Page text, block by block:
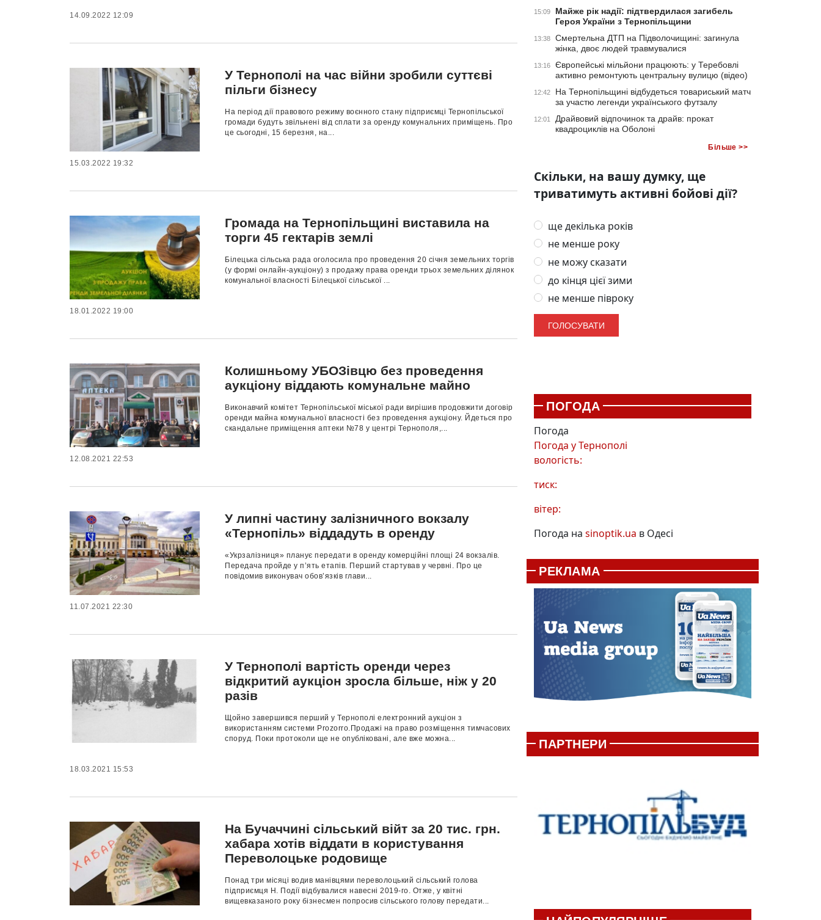
14.09.2022 12:09
У Тернополі на час війни зробили суттєві
пільги бізнесу
На період дії правового режиму воєнного стану підприємці Тернопільської
громади будуть звільнені від сплати за оренду комунальних приміщень. Про
це сьогодні, 15 березня, на...
15.03.2022 19:32
Громада на Тернопільщині виставила на
торги 45 гектарів землі
Білецька сільська рада оголосила про проведення 20 січня земельних торгів
(у формі онлайн-аукціону) з продажу права оренди трьох земельних ділянок
комунальної власності Білецької сільської ...
18.01.2022 19:00
Колишньому УБОЗівцю без проведення
аукціону віддають комунальне майно
Виконавчий комітет Тернопільської міської ради вирішив продовжити договір
оренди майна комунальної власності без проведення аукціону. Йдеться про
скандальне приміщення аптеки №78 у центрі Тернополя,...
12.08.2021 22:53
У липні частину залізничного вокзалу
«Тернопіль» віддадуть в оренду
«Укрзалізниця» планує передати в оренду комерційні площі 24 вокзалів.
Передача пройде у п’ять етапів. Перший стартував у червні. Про це
повідомив виконувач обов’язків глави...
11.07.2021 22:30
У Тернополі вартість оренди через
відкритий аукціон зросла більше, ніж у 20
разів
Щойно завершився перший у Тернополі електронний аукціон з
використанням системи Prozorro.Продажі на право розміщення тимчасових
споруд. Поки протоколи ще не опубліковані, але вже можна...
18.03.2021 15:53
На Бучаччині сільський війт за 20 тис. грн.
хабара хотів віддати в користування
Переволоцьке родовище
Понад три місяці водив манівцями переволоцький сільський голова
підприємця Н. Події відбувалися навесні 2019-го. Отже, у квітні
вищевказаного року бізнесмен попросив сільського голову передати...
15:09
Майже рік надії: підтвердилася загибель
Героя України з Тернопільщини
13:38
Смертельна ДТП на Підволочищині: загинула
жінка, двоє людей травмувалися
13:16
Європейські мільйони працюють: у Теребовлі
активно ремонтують центральну вулицю (відео)
12:42
На Тернопільщині відбудеться товариський матч
за участю легенди українського футзалу
12:01
Драйвовий відпочинок та драйв: прокат
квадроциклів на Оболоні
Більше >>
Скільки, на вашу думку, ще
триватимуть активні бойові дії?
ще декілька років
не менше року
не можу сказати
до кінця цієї зими
не менше півроку
ПОГОДА
Погода
Погода уТернополі
вологість:
тиск:
вітер:
Погода на sinoptik.ua в Одесі
РЕКЛАМА
ПАРТНЕРИ